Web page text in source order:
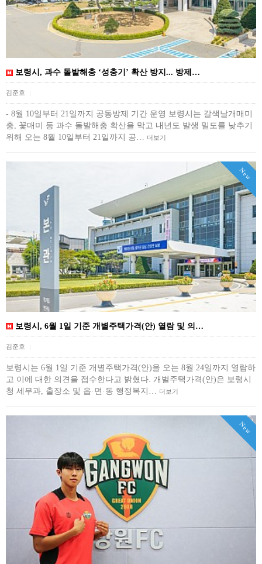
보령시, 과수 돌발해충 ‘성충기’ 확산 방지... 방제…
김준호
- 8월 10일부터 21일까지 공동방제 기간 운영 보령시는 갈색날개매미
충, 꽃매미 등 과수 돌발해충 확산을 막고 내년도 발생 밀도를 낮추기
위해 오는 8월 10일부터 21일까지 공…
더보기
New
보령시, 6월 1일 기준 개별주택가격(안) 열람 및 의…
김준호
보령시는 6월 1일 기준 개별주택가격(안)을 오는 8월 24일까지 열람하
고 이에 대한 의견을 접수한다고 밝혔다. 개별주택가격(안)은 보령시
청 세무과, 출장소 및 읍·면·동 행정복지…
더보기
New